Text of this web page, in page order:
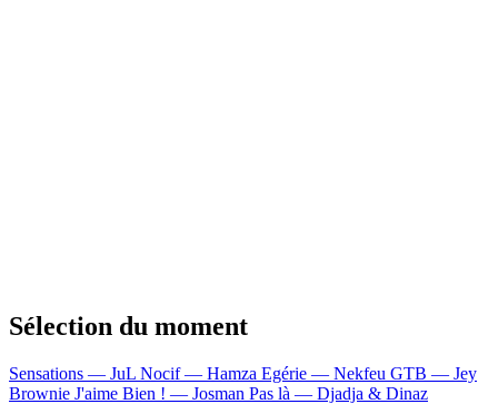
Sélection du moment
Sensations — JuL Nocif — Hamza Egérie — Nekfeu GTB — Jey
Brownie J'aime Bien ! — Josman Pas là — Djadja & Dinaz